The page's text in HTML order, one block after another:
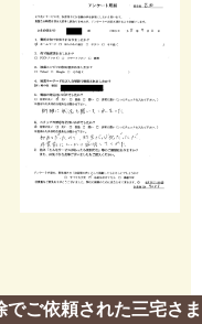
でご依頼された三宅さま